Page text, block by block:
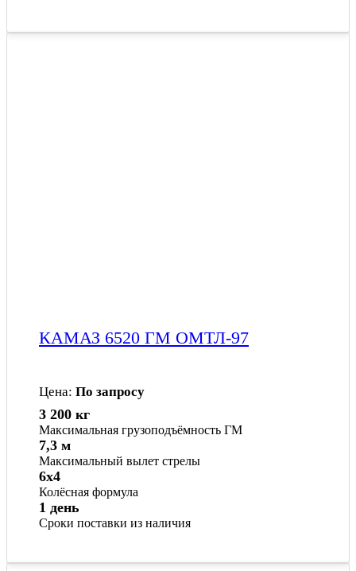
КАМАЗ 6520 ГМ ОМТЛ-97
Цена: По запросу
Максимальная грузоподъёмность ГМ
3 200 кг
Максимальный вылет стрелы
7,3 м
Колёсная формула
6x4
Сроки поставки из наличия
1 день